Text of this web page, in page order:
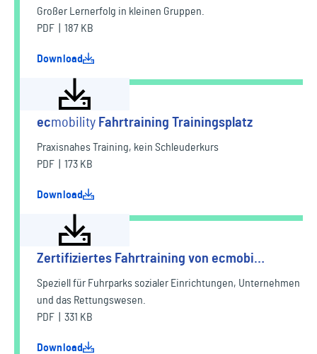
Großer Lernerfolg in kleinen Gruppen.
PDF | 187 KB
Download
ecmobility Fahrtraining Trainingsplatz
Praxisnahes Training, kein Schleuderkurs
PDF | 173 KB
Download
Zertifiziertes Fahrtraining von ecmobi…
Speziell für Fuhrparks sozialer Einrichtungen, Unternehmen
und das Rettungswesen.
PDF | 331 KB
Download